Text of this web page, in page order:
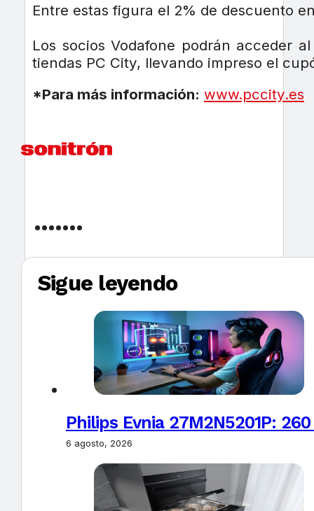
Entre estas figura el 2% de descuento
Los socios Vodafone podrán acceder
tiendas PC City, llevando impreso el
*Para más información: www.pccity.es
Sigue leyendo
Philips Evnia 27M2N5201P:
6 agosto, 2026